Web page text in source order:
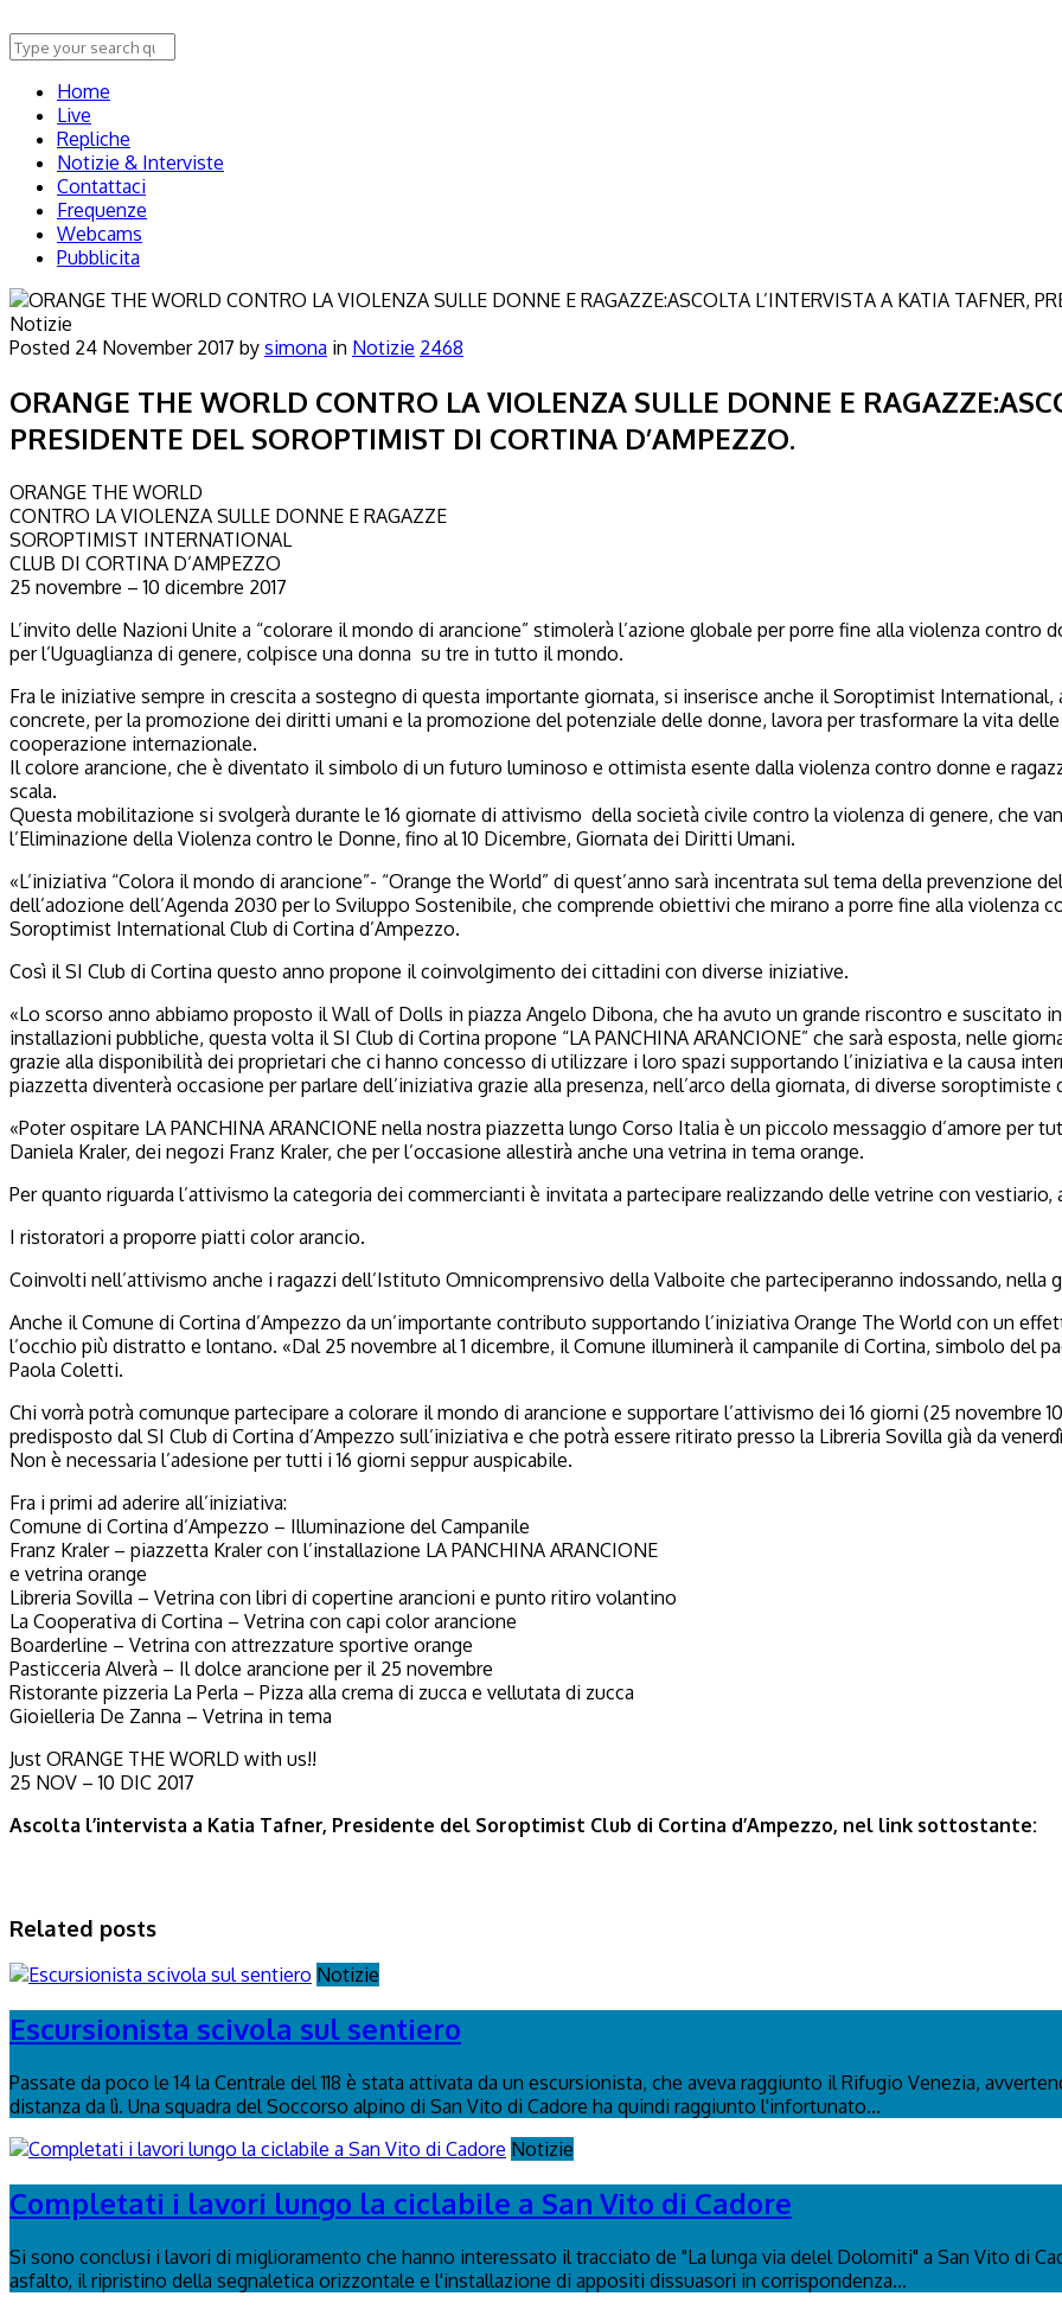
Home
Live
Repliche
Notizie & Interviste
Contattaci
Frequenze
Webcams
Pubblicita
Notizie
Posted 24 November 2017 by simona in Notizie 2468
ORANGE THE WORLD CONTRO LA VIOLENZA SULLE DONNE E
PRESIDENTE DEL SOROPTIMIST DI CORTINA D’AMPEZZO.
ORANGE THE WORLD
CONTRO LA VIOLENZA SULLE DONNE E RAGAZZE
SOROPTIMIST INTERNATIONAL
CLUB DI CORTINA D’AMPEZZO
25 novembre – 10 dicembre 2017
L’invito delle Nazioni Unite a “colorare il mondo di arancione” stimolerà l’azione globale per porre fine alla violenza contro
per l’Uguaglianza di genere, colpisce una donna su tre in tutto il mondo.
Fra le iniziative sempre in crescita a sostegno di questa importante giornata, si inserisce anche il Soroptimist
concrete, per la promozione dei diritti umani e la promozione del potenziale delle donne, lavora per trasformare la vita
cooperazione internazionale.
Il colore arancione, che è diventato il simbolo di un futuro luminoso e ottimista esente dalla violenza contro donne e
scala.
Questa mobilitazione si svolgerà durante le 16 giornate di attivismo della società civile contro la violenza di genere, che
l’Eliminazione della Violenza contro le Donne, fino al 10 Dicembre, Giornata dei Diritti Umani.
«L’iniziativa “Colora il mondo di arancione”- “Orange the World” di quest’anno sarà incentrata sul tema della prevenzione
dell’adozione dell’Agenda 2030 per lo Sviluppo Sostenibile, che comprende obiettivi che mirano a porre fine alla violenza
Soroptimist International Club di Cortina d’Ampezzo.
Così il SI Club di Cortina questo anno propone il coinvolgimento dei cittadini con diverse iniziative.
«Lo scorso anno abbiamo proposto il Wall of Dolls in piazza Angelo Dibona, che ha avuto un grande riscontro e suscitato
installazioni pubbliche, questa volta il SI Club di Cortina propone “LA PANCHINA ARANCIONE” che sarà esposta, nelle
grazie alla disponibilità dei proprietari che ci hanno concesso di utilizzare i loro spazi supportando l’iniziativa e la causa
piazzetta diventerà occasione per parlare dell’iniziativa grazie alla presenza, nell’arco della giornata, di diverse soroptimiste
«Poter ospitare LA PANCHINA ARANCIONE nella nostra piazzetta lungo Corso Italia è un piccolo messaggio d’amore per
Daniela Kraler, dei negozi Franz Kraler, che per l’occasione allestirà anche una vetrina in tema orange.
Per quanto riguarda l’attivismo la categoria dei commercianti è invitata a partecipare realizzando delle vetrine con
I ristoratori a proporre piatti color arancio.
Coinvolti nell’attivismo anche i ragazzi dell’Istituto Omnicomprensivo della Valboite che parteciperanno indossando, nella
Anche il Comune di Cortina d’Ampezzo da un’importante contributo supportando l’iniziativa Orange The World con un
l’occhio più distratto e lontano. «Dal 25 novembre al 1 dicembre, il Comune illuminerà il campanile di Cortina, simbolo del
Paola Coletti.
Chi vorrà potrà comunque partecipare a colorare il mondo di arancione e supportare l’attivismo dei 16 giorni (25 novembre
predisposto dal SI Club di Cortina d’Ampezzo sull’iniziativa e che potrà essere ritirato presso la Libreria Sovilla già da
Non è necessaria l’adesione per tutti i 16 giorni seppur auspicabile.
Fra i primi ad aderire all’iniziativa:
Comune di Cortina d’Ampezzo – Illuminazione del Campanile
Franz Kraler – piazzetta Kraler con l’installazione LA PANCHINA ARANCIONE
e vetrina orange
Libreria Sovilla – Vetrina con libri di copertine arancioni e punto ritiro volantino
La Cooperativa di Cortina – Vetrina con capi color arancione
Boarderline – Vetrina con attrezzature sportive orange
Pasticceria Alverà – Il dolce arancione per il 25 novembre
Ristorante pizzeria La Perla – Pizza alla crema di zucca e vellutata di zucca
Gioielleria De Zanna – Vetrina in tema
Just ORANGE THE WORLD with us!!
25 NOV – 10 DIC 2017
Ascolta l’intervista a Katia Tafner, Presidente del Soroptimist Club di Cortina d’Ampezzo, nel link sottostante:
Related posts
Notizie
Escursionista scivola sul sentiero
Passate da poco le 14 la Centrale del 118 è stata attivata da un escursionista, che aveva raggiunto il Rifugio Venezia,
distanza da lì. Una squadra del Soccorso alpino di San Vito di Cadore ha quindi raggiunto l'infortunato...
Notizie
Completati i lavori lungo la ciclabile a San Vito di Cadore
Si sono conclusi i lavori di miglioramento che hanno interessato il tracciato de "La lunga via delel Dolomiti" a San Vito di
asfalto, il ripristino della segnaletica orizzontale e l'installazione di appositi dissuasori in corrispondenza...